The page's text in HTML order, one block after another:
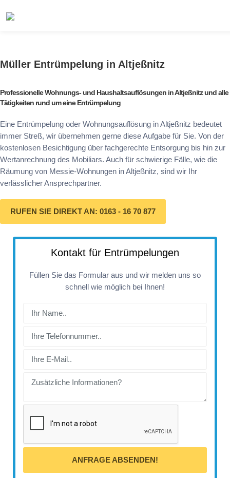
Kontakt für Entrümpelungen
Füllen Sie das Formular aus und wir melden uns so
schnell wie möglich bei Ihnen!
ANFRAGE ABSENDEN!
Müller Entrümpelung in Altjeßnitz
Professionelle Wohnungs- und Haushaltsauflösungen in Altjeßnitz und alle
Tätigkeiten rund um eine Entrümpelung
Eine Entrümpelung oder Wohnungsauflösung in Altjeßnitz bedeutet
immer Streß, wir übernehmen gerne diese Aufgabe für Sie. Von der
kostenlosen Besichtigung über fachgerechte Entsorgung bis hin zur
Wertanrechnung des Mobiliars. Auch für schwierige Fälle, wie die
Räumung von Messie-Wohnungen in Altjeßnitz, sind wir Ihr
verlässlicher Ansprechpartner.
RUFEN SIE DIREKT AN: 0163 - 16 70 877